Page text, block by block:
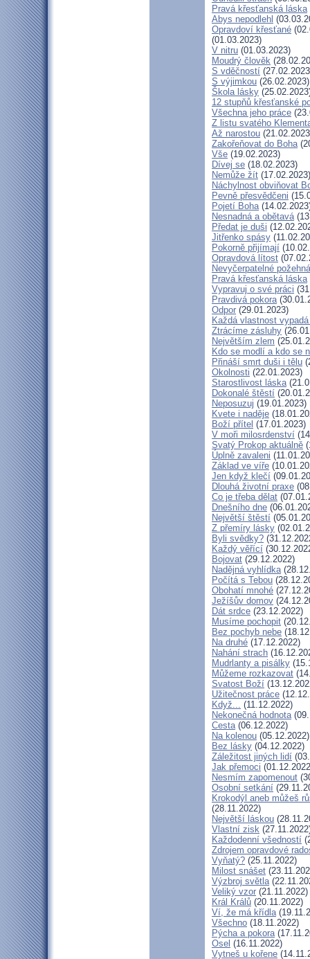
Pravá křesťanská láska
Abys nepodlehl
Opravdoví křesťané
(01.03.2023)
V nitru (01.03.2023)
Moudrý člověk
S vděčností
S výjimkou (26.02.2023)
Škola lásky
12 stupňů křesťanské
Všechna jeho práce
Z listu svatého
Až narostou
Zakořeňovat do Boha
Vše (19.02.2023)
Dívej se (18.02.2023)
Nemůže žít (17.02.2023)
Náchylnost obviňovat
Pevně přesvědčeni
Pojetí Boha
Nesnadná a obětavá
Předat je duši
Jitřenko spásy
Pokorně přijímají
Opravdová lítost
Nevyčerpatelné
Pravá křesťanská láska
Vypravuj o své práci
Pravdivá pokora
Odpor (29.01.2023)
Každá vlastnost
Ztrácíme zásluhy
Největším zlem
Kdo se modlí a kdo se
Přináší smrt duši i tělu
Okolnosti (22.01.2023)
Starostlivost láska
Dokonalé štěstí
Neposuzuj (19.01.2023)
Kvete i naděje
Boží přítel (17.01.2023)
V moři milosrdenství
Svatý Prokop aktuálně
Úplně zavaleni
Základ ve víře
Jen když klečí
Dlouhá životní praxe
Co je třeba dělat
Dnešního dne
Největší štěstí
Z přemíry lásky
Byli svědky?
Každý věřící
Bojovat (29.12.2022)
Nadějná vyhlídka
Počítá s Tebou
Obohatí mnohé
Ježíšův domov
Dát srdce (23.12.2022)
Musíme pochopit
Bez pochyb nebe
Na druhé (17.12.2022)
Nahání strach
Mudrlanty a pisálky
Můžeme rozkazovat
Svatost Boží
Užitečnost práce
Když... (11.12.2022)
Nekonečná hodnota
Cesta(06.12.2022)
Na kolenou (05.12.2022)
Bez lásky (04.12.2022)
Záležitost jiných lidí
Jak přemoci
Nesmím zapomenout
Osobní setkání
Krokodýl aneb můžeš
(28.11.2022)
Největší láskou
Vlastní zisk
Každodenní všedností
Zdrojem opravdové
Vyňatý? (25.11.2022)
Milost snášet
Výzbroj světla
Veliký vzor (21.11.2022)
Král Králů (20.11.2022)
Ví, že má křídla
Všechno (18.11.2022)
Pýcha a pokora
Osel (16.11.2022)
Vytneš u kořene